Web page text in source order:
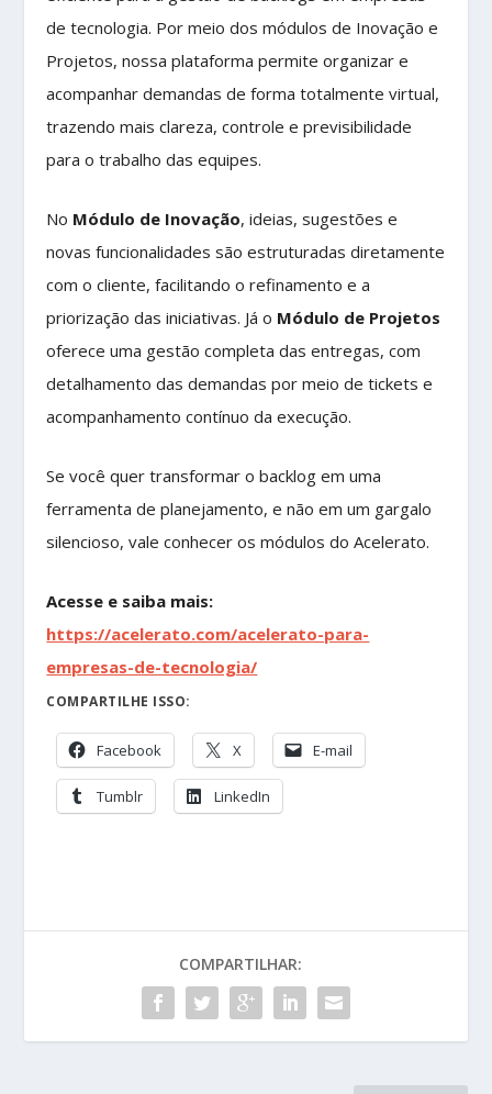
de tecnologia. Por meio dos módulos de Inovação e
Projetos, nossa plataforma permite organizar e
acompanhar demandas de forma totalmente virtual,
trazendo mais clareza, controle e previsibilidade
para o trabalho das equipes.
No Módulo de Inovação, ideias, sugestões e
novas funcionalidades são estruturadas diretamente
com o cliente, facilitando o refinamento e a
priorização das iniciativas. Já o Módulo de Projetos
oferece uma gestão completa das entregas, com
detalhamento das demandas por meio de tickets e
acompanhamento contínuo da execução.
Se você quer transformar o backlog em uma
ferramenta de planejamento, e não em um gargalo
silencioso, vale conhecer os módulos do Acelerato.
Acesse e saiba mais:
https://acelerato.com/acelerato-para-
empresas-de-tecnologia/
COMPARTILHE ISSO:
Facebook X E-mail
Tumblr LinkedIn
COMPARTILHAR: